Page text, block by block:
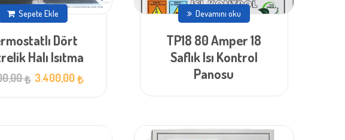
Sepete Ekle
Dört
Halı Isıtma
₺
Orijinal
fiyat:
3.400,00₺andaki
Devamını oku
TP18 80 Amper 18
Saflık Isı Kontrol
Panosu